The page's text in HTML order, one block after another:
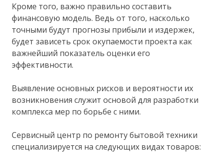
Кроме того, важно правильно составить
финансовую модель. Ведь от того, насколько
точными будут прогнозы прибыли и издержек,
будет зависеть срок окупаемости проекта как
важнейший показатель оценки его
эффективности.
Выявление основных рисков и вероятности их
возникновения служит основой для разработки
комплекса мер по борьбе с ними.
Сервисный центр по ремонту бытовой техники
специализируется на следующих видах товаров: